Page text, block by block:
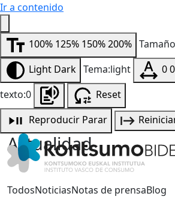
Ir a contenido
100% 125% 150%200%
Light Dark Tema:light 0
texto:0
Reset
Reproducir Parar
Actualidad
TodosNoticiasNotas de prensaBlog